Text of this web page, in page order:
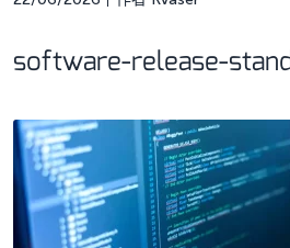
software-release-